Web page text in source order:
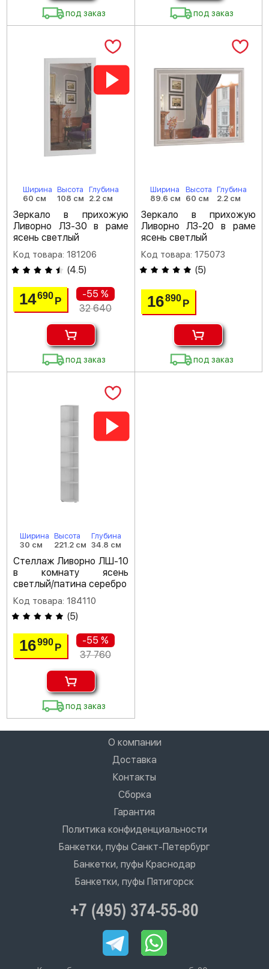
под заказ под заказ
Ширина
60 см
Высота
108 см
Глубина
2.2 см
Зеркало в прихожую
Ливорно ЛЗ-30 в раме
ясень светлый
Код товара: 181206
(4.5)
14690Р
-55 %
32 640
под заказ
Ширина
89.6 см
Высота
60 см
Глубина
2.2 см
Зеркало в прихожую
Ливорно ЛЗ-20 в раме
ясень светлый
Код товара: 175073
(5)
16890 Р
под заказ
Ширина
30 см
Высота
221.2 см
Глубина
34.8 см
Стеллаж Ливорно ЛШ-10
в комнату ясень
светлый/патина серебро
Код товара: 184110
(5)
16990Р
-55 %
37 760
под заказ
О компании
Доставка
Контакты
Сборка
Гарантия
Политика конфиденциальности
Банкетки, пуфы Санкт-Петербург
Банкетки, пуфы Краснодар
Банкетки, пуфы Пятигорск
+7 (495) 374-55-80